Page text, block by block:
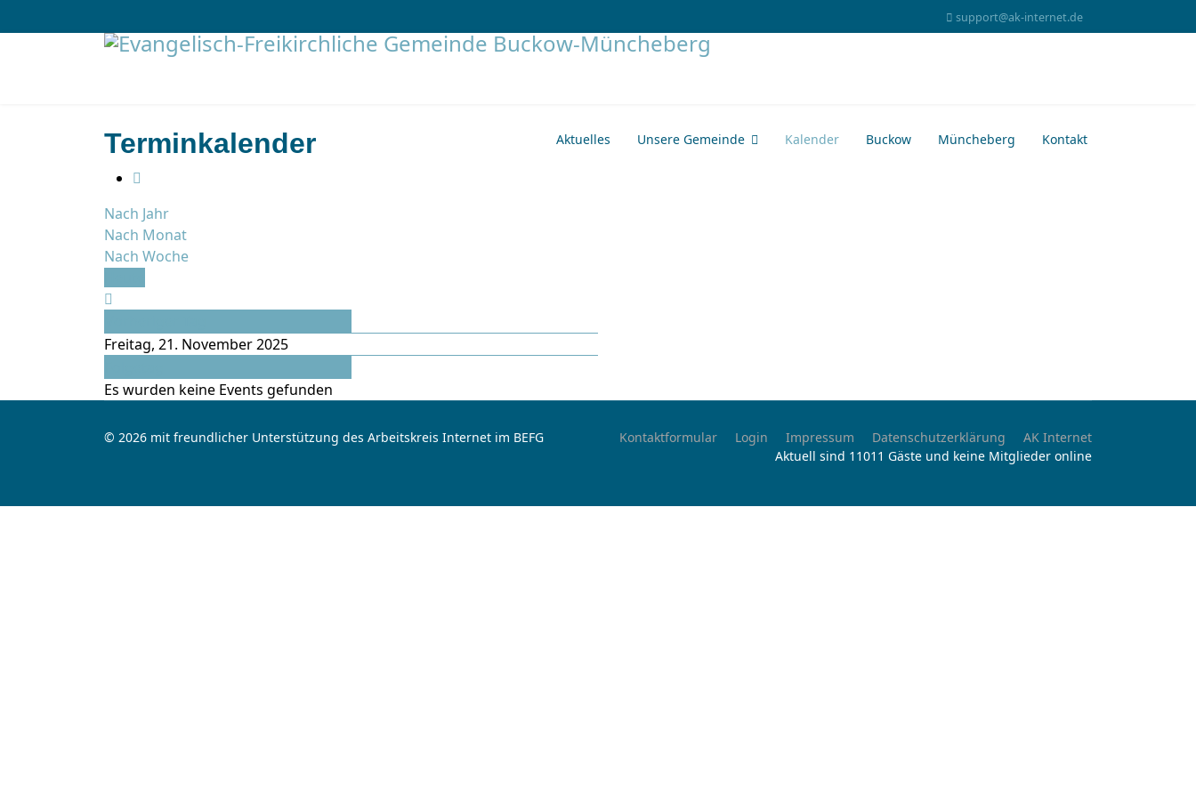
support@ak-internet.de
Aktuelles Unsere Gemeinde Kalender Buckow Müncheberg Kontakt
Terminkalender
Nach Jahr
Nach Monat
Nach Woche
Freitag, 21. November 2025
Es wurden keine Events gefunden
© 2026 mit freundlicher Unterstützung des Arbeitskreis Internet im BEFG Kontaktformular Login Impressum Datenschutzerklärung
AK Internet
Aktuell sind 11011 Gäste und keine Mitglieder online